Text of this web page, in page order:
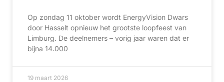
Op zondag 11 oktober wordt EnergyVision Dwars
door Hasselt opnieuw het grootste loopfeest van
Limburg. De deelnemers – vorig jaar waren dat er
bijna 14.000
19 maart 2026